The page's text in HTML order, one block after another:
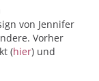
von Jennifer
Vorher
(hier) und